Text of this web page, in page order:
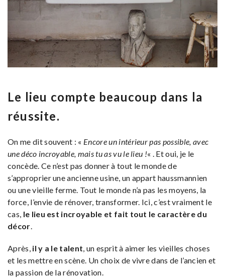
Le lieu compte beaucoup dans la
réussite.
On me dit souvent : « Encore un intérieur pas possible, avec
une déco incroyable, mais tu as vu le lieu !« . Et oui, je le
concède. Ce n’est pas donner à tout le monde de
s’approprier une ancienne usine, un appart haussmannien
ou une vieille ferme. Tout le monde n’a pas les moyens, la
force, l’envie de rénover, transformer. Ici, c’est vraiment le
cas, le lieu est incroyable et fait tout le caractère du
décor.
Après, il y a le talent, un esprit à aimer les vieilles choses
et les mettre en scène. Un choix de vivre dans de l’ancien et
la passion de la rénovation.